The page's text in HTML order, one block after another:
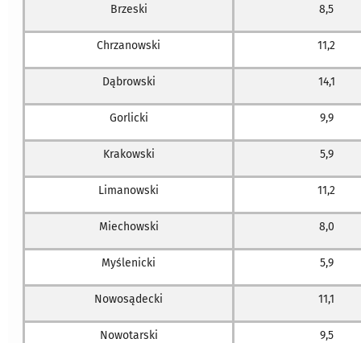
Brzeski 8,5
Chrzanowski 11,2
Dąbrowski 14,1
Gorlicki 9,9
Krakowski 5,9
Limanowski 11,2
Miechowski 8,0
Myślenicki 5,9
Nowosądecki 11,1
Nowotarski 9,5